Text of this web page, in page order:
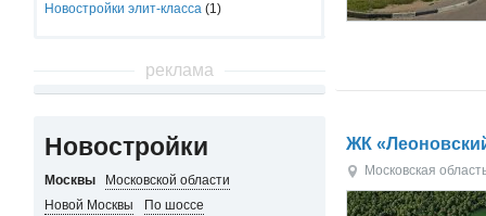
Новостройки элит-класса (1)
реклама
Новостройки
Москвы
Московской области
Новой Москвы
По шоссе
ЖК
Московская